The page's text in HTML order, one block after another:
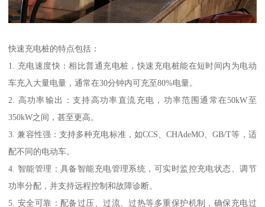
快速充电桩的特点包括：
1. 充电速度快：相比普通充电桩，快速充电桩能在短时间内为电动
车充入大量电量，通常在30分钟内可充至80%电量。
2. 高功率输出：支持高功率直流充电，功率范围通常在50kW至
350kW之间，甚至更高。
3. 兼容性强：支持多种充电标准，如CCS、CHAdeMO、GB/T等，适
配不同的电动车。
4. 智能管理：具备智能充电管理系统，可实时监控充电状态、调节
功率分配，并支持远程控制和故障诊断。
5. 安全可靠：配备过压、过流、过热等多重保护机制，确保充电过